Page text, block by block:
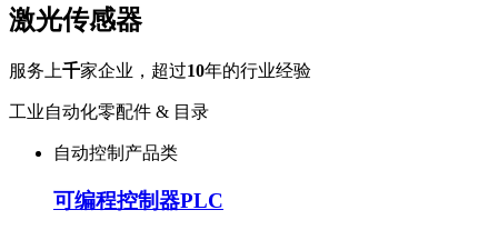
激光传感器
服务上千家企业，超过10年的行业经验
工业自动化零配件 & 目录
自动控制产品类
可编程控制器PLC